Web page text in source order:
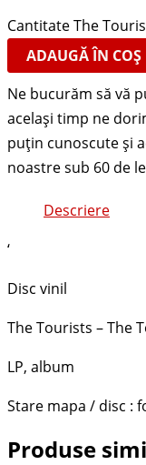
Cantitate The
ADAUGĂ ÎN COȘ
Descriere
‘
Disc vinil
The Tourists – The
LP, album
Stare mapa / disc :
Produse